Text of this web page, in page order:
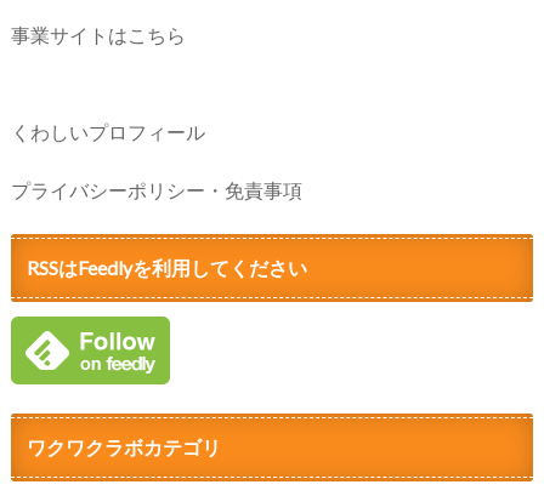
事業サイトはこちら
くわしいプロフィール
プライバシーポリシー・免責事項
RSSはFeedlyを利用してください
ワクワクラボカテゴリ